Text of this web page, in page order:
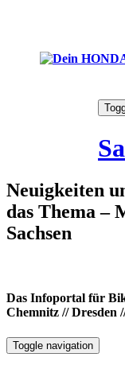
Neuigkeiten
das Thema –
Sachsen
Das Infoportal für
Chemnitz // Dresden
Toggle navigation